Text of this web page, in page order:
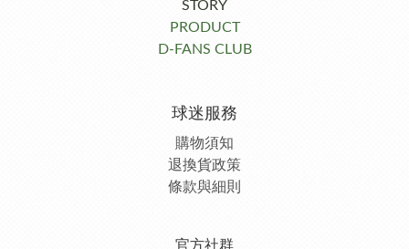
STORY
PRODUCT
D-FANS CLUB
球迷服務
購物須知
退換貨政策
條款與細則
官方社群